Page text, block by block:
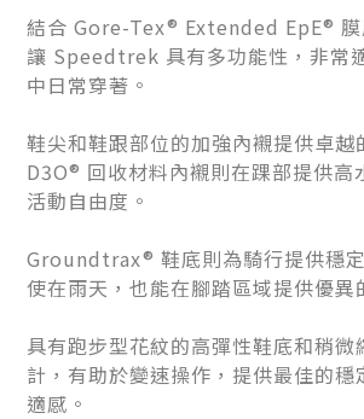
結合 Gore-Tex® Extended EpE® 膜
讓 Speedtrek 具有多功能性，非常
中日常穿著。
鞋尖和鞋跟部位的加強內襯提供卓越
D3O® 回收材料內襯則在踝部提供高
活動自由度。
Groundtrax® 鞋底則為騎行提供穩
使在雨天，也能在腳踏區域提供優異
具有跑步型花紋的高彈性鞋底和稍微
計，有助於變速操作，提供最佳的穩
適感。